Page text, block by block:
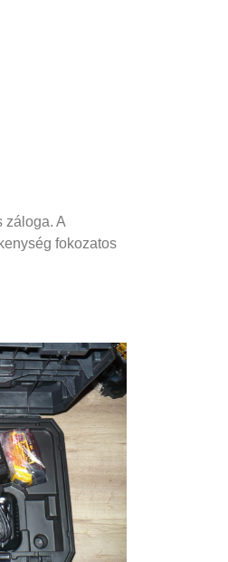
záloga. A
fokozatos